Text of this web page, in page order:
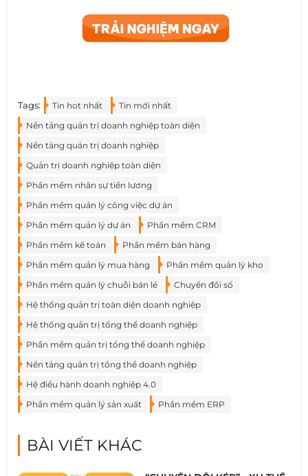
Tags: Tin hot nhất
Tin mới nhất
Nền tảng quản trị doanh nghiệp toàn diện
Nền tảng quản trị doanh nghiệp
Quản trị doanh nghiệp toàn diện
Phần mềm nhân sự tiền lương
Phần mềm quản lý công việc dự án
Phần mềm quản lý dự án
Phần mềm CRM
Phần mềm kế toán
Phần mềm bán hàng
Phần mềm quản lý mua hàng
Phần mềm quản lý kho
Phần mềm quản lý chuỗi bán lẻ
Chuyển đổi số
Hệ thống quản trị toàn diện doanh nghiệp
Hệ thống quản trị tổng thể doanh nghiệp
Phần mềm quản trị tổng thể doanh nghiệp
Nền tảng quản trị tổng thể doanh nghiệp
Hệ điều hành doanh nghiệp 4.0
Phần mềm quản lý sản xuất
Phần mềm ERP
BÀI VIẾT KHÁC